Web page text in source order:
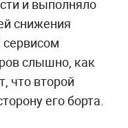
и выполняло
снижения
слышно, как
что второй
его борта.